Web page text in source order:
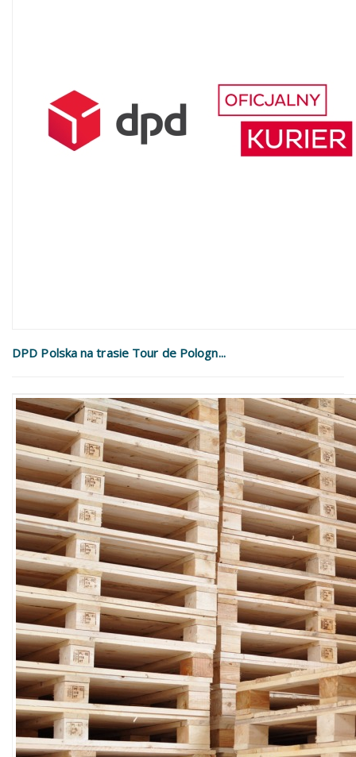
DPD Polska na trasie Tour de Pologn...